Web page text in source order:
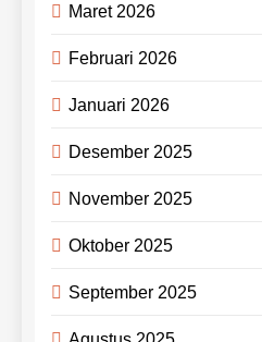
Maret 2026
Februari 2026
Januari 2026
Desember 2025
November 2025
Oktober 2025
September 2025